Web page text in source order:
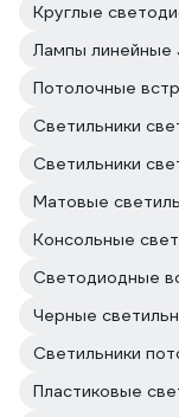
Круглые
Лампы линейные
Потолочные
Светильники
Светильники
Матовые
Консольные
Светодиодные
Черные
Светильники
Пластиковые